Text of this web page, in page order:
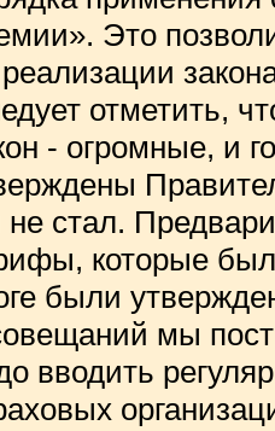
Это
отметить,
- огромные, и
стал.
которые
были
мы
вводить